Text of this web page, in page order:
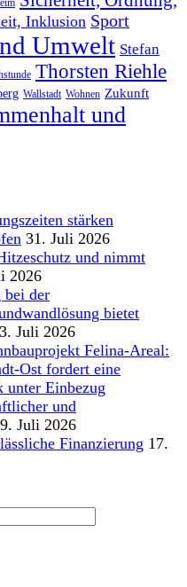
Inklusion Sport
Umwelt Stefan
Thorsten Riehle
Wallstadt Wohnen Zukunft
und
stärken
31. Juli 2026
und nimmt
2026
bei der
bietet
Juli 2026
Felina-Areal:
Ost fordert eine
unter Einbezug
und
Juli 2026
Finanzierung 17.